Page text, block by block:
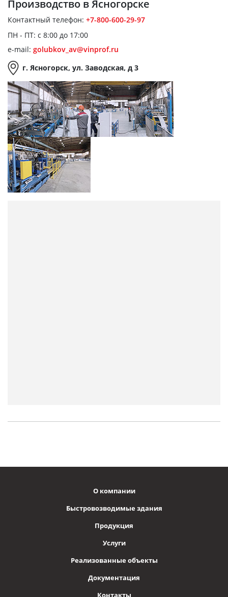
Производство в Ясногорске
Контактный телефон: +7-800-600-29-97
ПН - ПТ: с 8:00 до 17:00
e-mail: golubkov_av@vinprof.ru
г. Ясногорск, ул. Заводская, д 3
О компании
Быстровозводимые здания
Продукция
Услуги
Реализованные объекты
Документация
Контакты